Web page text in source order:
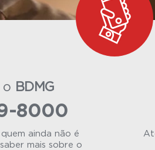
o BDMG
8000
ainda não é
mais sobre o